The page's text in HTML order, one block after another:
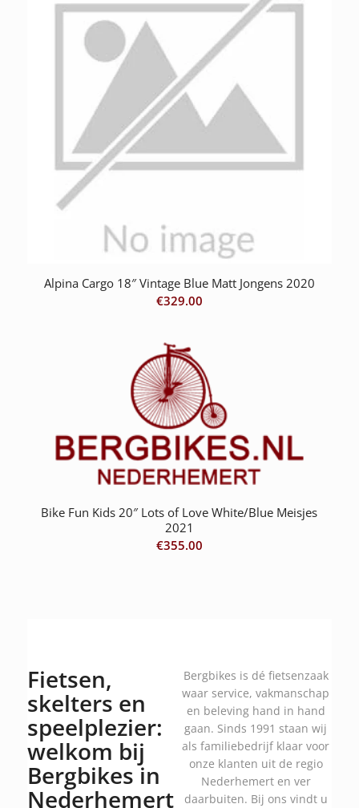
Alpina Cargo 18″ Vintage Blue Matt Jongens 2020
€329.00
Bike Fun Kids 20″ Lots of Love White/Blue Meisjes
2021
€355.00
Fietsen,
skelters en
speelplezier:
welkom bij
Bergbikes in
Nederhemert
Bergbikes is dé fietsenzaak
waar service, vakmanschap
en beleving hand in hand
gaan. Sinds 1991 staan wij
als familiebedrijf klaar voor
onze klanten uit de regio
Nederhemert en ver
daarbuiten. Bij ons vindt u